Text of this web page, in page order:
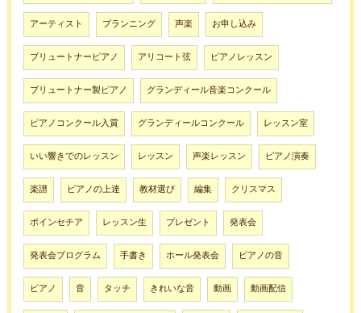
アーティスト プランニング 声楽 お申し込み
ブリュートナーピアノ アリコート弦 ピアノレッスン
ブリュートナー製ピアノ グランディール音楽コンクール
ピアノコンクール入賞 グランディールコンクール レッスン室
いい響きでのレッスン レッスン 声楽レッスン ピアノ演奏
楽譜 ピアノの上達 教材選び 編集 クリスマス
ポインセチア レッスン生 プレゼント 発表会
発表会プログラム 手書き ホール発表会 ピアノの音
ピアノ 音 タッチ きれいな音 動画 動画配信